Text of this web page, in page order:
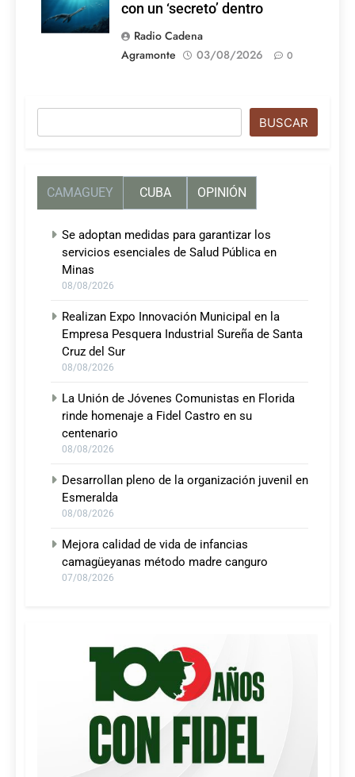
con un ‘secreto’ dentro
Radio Cadena
Agramonte
03/08/2026 0
BUSCAR
CAMAGUEY CUBA OPINIÓN
Se adoptan medidas para garantizar los
servicios esenciales de Salud Pública en
Minas
08/08/2026
Realizan Expo Innovación Municipal en la
Empresa Pesquera Industrial Sureña de Santa
Cruz del Sur
08/08/2026
La Unión de Jóvenes Comunistas en Florida
rinde homenaje a Fidel Castro en su
centenario
08/08/2026
Desarrollan pleno de la organización juvenil en
Esmeralda
08/08/2026
Mejora calidad de vida de infancias
camagüeyanas método madre canguro
07/08/2026